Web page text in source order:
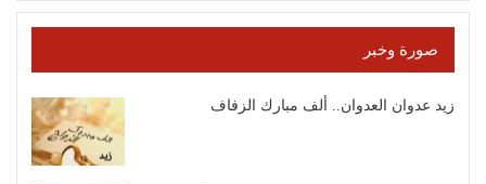
صورة وخبر
زيد عدوان العدوان.. ألف مبارك الزفاف